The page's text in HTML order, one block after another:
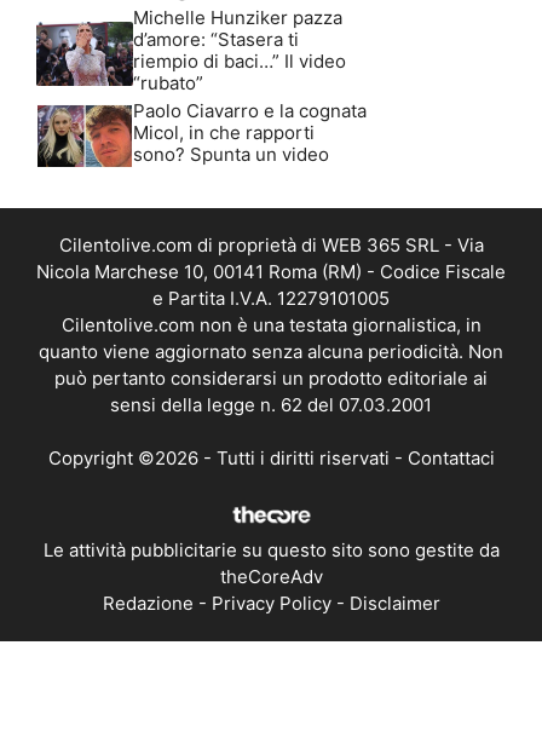
Michelle Hunziker pazza
d’amore: “Stasera ti
riempio di baci…” Il video
“rubato”
Paolo Ciavarro e la cognata
Micol, in che rapporti
sono? Spunta un video
Cilentolive.com di proprietà di WEB 365 SRL - Via
Nicola Marchese 10, 00141 Roma (RM) - Codice Fiscale
e Partita I.V.A. 12279101005
Cilentolive.com non è una testata giornalistica, in
quanto viene aggiornato senza alcuna periodicità. Non
può pertanto considerarsi un prodotto editoriale ai
sensi della legge n. 62 del 07.03.2001
Copyright ©2026 - Tutti i diritti riservati - Contattaci
Le attività pubblicitarie su questo sito sono gestite da
theCoreAdv
Redazione - Privacy Policy- Disclaimer